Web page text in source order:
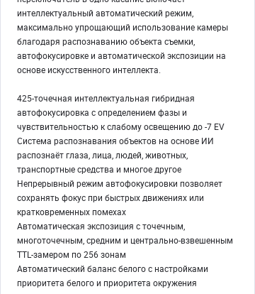
интеллектуальный автоматический режим,
максимально упрощающий использование камеры
благодаря распознаванию объекта съемки,
автофокусировке и автоматической экспозиции на
основе искусственного интеллекта.
425-точечная интеллектуальная гибридная
автофокусировка с определением фазы и
чувствительностью к слабому освещению до -7 EV
Система распознавания объектов на основе ИИ
распознаёт глаза, лица, людей, животных,
транспортные средства и многое другое
Непрерывный режим автофокусировки позволяет
сохранять фокус при быстрых движениях или
кратковременных помехах
Автоматическая экспозиция с точечным,
многоточечным, средним и центрально-взвешенным
TTL-замером по 256 зонам
Автоматический баланс белого с настройками
приоритета белого и приоритета окружения